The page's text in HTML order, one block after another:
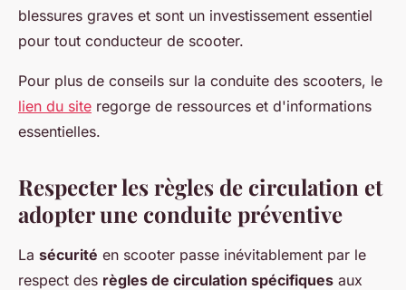
blessures graves et sont un investissement essentiel
pour tout conducteur de scooter.
Pour plus de conseils sur la conduite des scooters, le
lien du site regorge de ressources et d'informations
essentielles.
Respecter les règles de circulation et
adopter une conduite préventive
La sécurité en scooter passe inévitablement par le
respect des règles de circulation spécifiques aux